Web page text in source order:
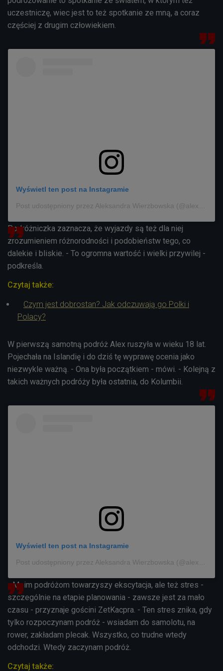
uczestniczę, wiec jest to też spotkanie ze mną, a coraz
częściej z drugim człowiekiem.
Wyświetl ten post na Instagramie
Podróżniczka zaznacza, że wyjazdy są też dla niej
zrozumieniem różnorodności i podobieństw tego, co
dalekie i bliskie. - To ogromna wartość i wielki przywilej -
podkreśla.
Czytaj także:
Czym jest dobrostan? Jak odczuwają go Polki i
Polacy?
W pierwszą samotną podróż Alex ruszyła w wieku 18 lat.
Pojechała na Islandię i do dziś tę wyprawę ocenia jako
niezwykle ważną. - Ona była początkiem - mówi. - Kolejną z
takich ważnych podróży była ostatnia, do Kolumbii.
Wyświetl ten post na Instagramie
- Moim podróżom towarzyszy ekscytacja, ale też stres -
szczególnie na etapie planowania - zawsze jest za mało
czasu - przyznaje gościni ZetKacpra. - Ten stres znika, gdy
tylko rozpoczynam podróż - wsiadam do samolotu, na
rower, zakładam plecak. Wszystko, co trudne wtedy
odchodzi. Wtedy zaczynam podróż.
Czytaj także: